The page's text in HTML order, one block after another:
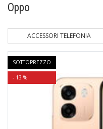
Oppo
ACCESSORI TELEFONIA
SOTTOPREZZO
- 13 %